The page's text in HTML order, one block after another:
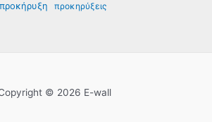
προκήρυξη προκηρύξεις
© 2026 E-wall